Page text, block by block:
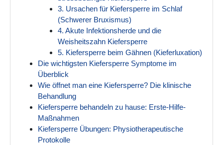
3. Ursachen für Kiefersperre im Schlaf
(Schwerer Bruxismus)
4. Akute Infektionsherde und die
Weisheitszahn Kiefersperre
5. Kiefersperre beim Gähnen (Kieferluxation)
Die wichtigsten Kiefersperre Symptome im
Überblick
Wie öffnet man eine Kiefersperre? Die klinische
Behandlung
Kiefersperre behandeln zu hause: Erste-Hilfe-
Maßnahmen
Kiefersperre Übungen: Physiotherapeutische
Protokolle